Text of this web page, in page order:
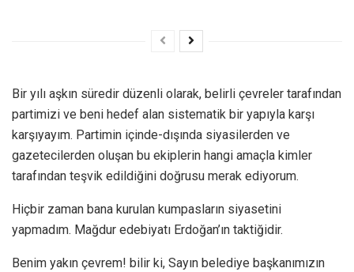
Bir yılı aşkın süredir düzenli olarak, belirli çevreler tarafından
partimizi ve beni hedef alan sistematik bir yapıyla karşı
karşıyayım. Partimin içinde-dışında siyasilerden ve
gazetecilerden oluşan bu ekiplerin hangi amaçla kimler
tarafından teşvik edildiğini doğrusu merak ediyorum.
Hiçbir zaman bana kurulan kumpasların siyasetini
yapmadım. Mağdur edebiyatı Erdoğan’ın taktiğidir.
Benim yakın çevrem! bilir ki, Sayın belediye başkanımızın